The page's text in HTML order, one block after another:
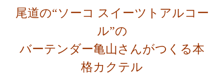
尾道の“ソーコ スイーツトアルコー
ル”の
バーテンダー亀山さんがつくる本
格カクテル